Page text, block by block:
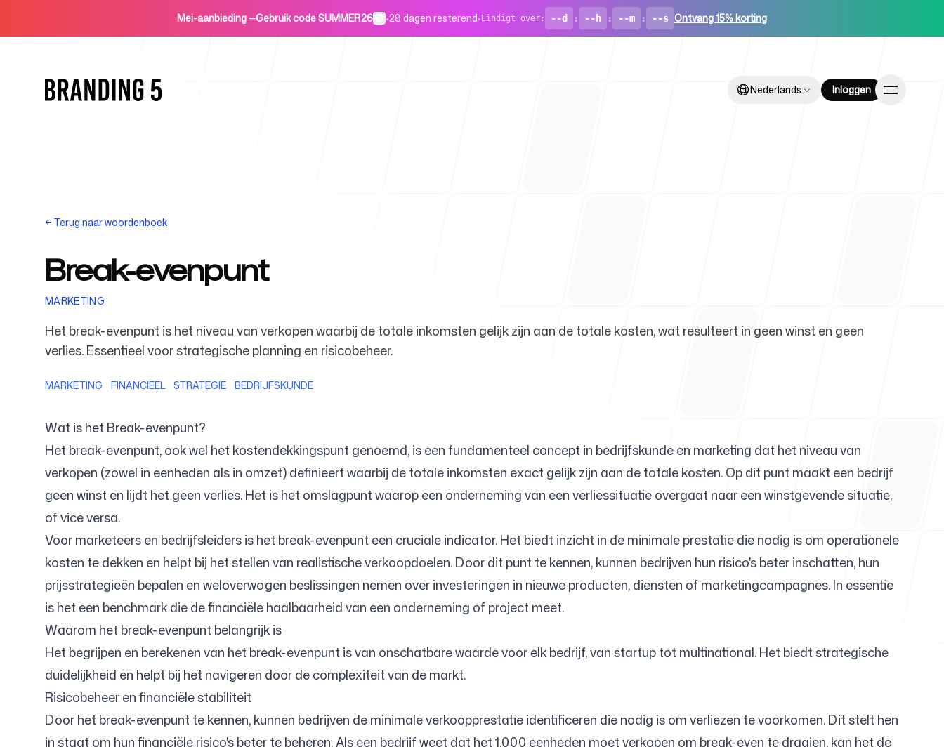
Mei-aanbieding —Gebruik code SUMMER26 •28 dagen resterend• Eindigt over : --d : --h : --m : --s Ontvang 15% korting
Nederlands Inloggen
Nederlands Inloggen
Voor agentschappen
Prijzen
Gratis hulpmiddelen FAQ
Contact
Inloggen Aanmelden
← Terug naar woordenboek
Break-evenpunt
MARKETING
Het break-evenpunt is het niveau van verkopen waarbij de totale inkomsten gelijk zijn aan de totale kosten, wat resulteert in geen winst en geen
verlies. Essentieel voor strategische planning en risicobeheer.
MARKETING FINANCIEEL STRATEGIE BEDRIJFSKUNDE
Wat is het Break-evenpunt?
Het break-evenpunt, ook wel het kostendekkingspunt genoemd, is een fundamenteel concept in bedrijfskunde en marketing dat het niveau van
verkopen (zowel in eenheden als in omzet) definieert waarbij de totale inkomsten exact gelijk zijn aan de totale kosten. Op dit punt maakt een bedrijf
geen winst en lijdt het geen verlies. Het is het omslagpunt waarop een onderneming van een verliessituatie overgaat naar een winstgevende situatie,
of vice versa.
Voor marketeers en bedrijfsleiders is het break-evenpunt een cruciale indicator. Het biedt inzicht in de minimale prestatie die nodig is om operationele
kosten te dekken en helpt bij het stellen van realistische verkoopdoelen. Door dit punt te kennen, kunnen bedrijven hun risico's beter inschatten, hun
prijsstrategieën bepalen en weloverwogen beslissingen nemen over investeringen in nieuwe producten, diensten of marketingcampagnes. In essentie
is het een benchmark die de financiële haalbaarheid van een onderneming of project meet.
Waarom het break-evenpunt belangrijk is
Het begrijpen en berekenen van het break-evenpunt is van onschatbare waarde voor elk bedrijf, van startup tot multinational. Het biedt strategische
duidelijkheid en helpt bij het navigeren door de complexiteit van de markt.
Risicobeheer en financiële stabiliteit
Door het break-evenpunt te kennen, kunnen bedrijven de minimale verkoopprestatie identificeren die nodig is om verliezen te voorkomen. Dit stelt hen
in staat om hun financiële risico's beter te beheren. Als een bedrijf weet dat het 1.000 eenheden moet verkopen om break-even te draaien, kan het de